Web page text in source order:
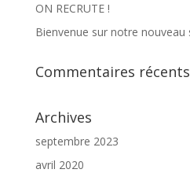
ON RECRUTE !
Bienvenue sur notre nouveau
Commentaires récents
Archives
septembre 2023
avril 2020